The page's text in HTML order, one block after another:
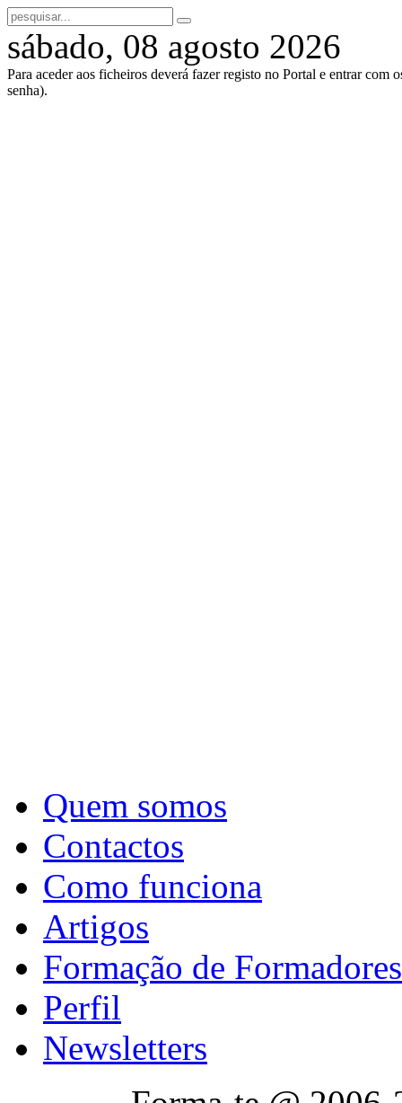
sábado, 08 agosto 2026
Para aceder aos ficheiros deverá fazer registo no Portal e entrar com
senha).
Quem somos
Contactos
Como funciona
Artigos
Formação de Formadores
Perfil
Newsletters